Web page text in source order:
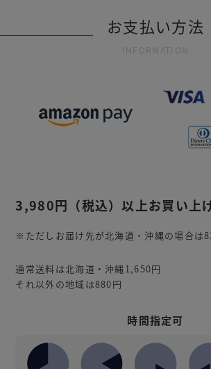
お支払い方法
INFORMATION
3,980円 （税込）以上お買い上
※ただしお届け先が北海道・沖縄の場合は
通常送料は北海道・沖縄1,650円
それ以外の地域は880円
時間指定可